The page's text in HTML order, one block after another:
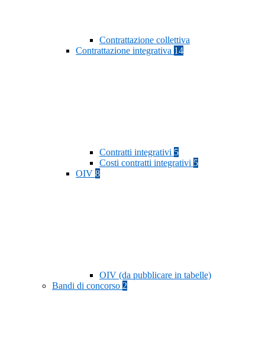
Contrattazione collettiva
Contrattazione integrativa 14
Contratti integrativi 5
Costi contratti integrativi 5
OIV 8
OIV (da pubblicare in tabelle)
Bandi di concorso 2